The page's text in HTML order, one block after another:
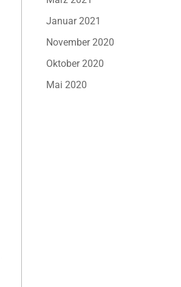
Januar 2021
November 2020
Oktober 2020
Mai 2020